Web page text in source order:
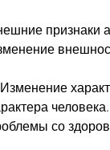
признаки
со